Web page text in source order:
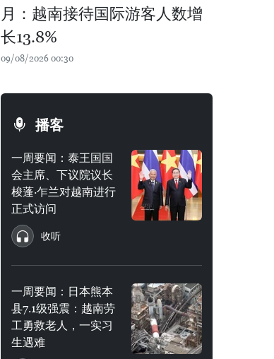
月：越南接待国际游客人数增
长13.8%
09/08/2026 00:30
播客
一周要闻：泰王国国
会主席、下议院议长
梭蓬·乍兰对越南进行
正式访问
收听
一周要闻：日本熊本
县7.1级强震：越南劳
工勇救老人，一实习
生遇难